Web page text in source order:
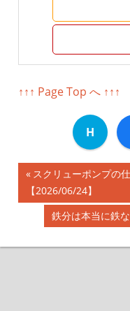
↑↑↑ Page Top へ ↑↑↑
H
投
ナ
前
の
事:
スクリューポンプの
【2026/06/24】
次
記
鉄分は本当に鉄